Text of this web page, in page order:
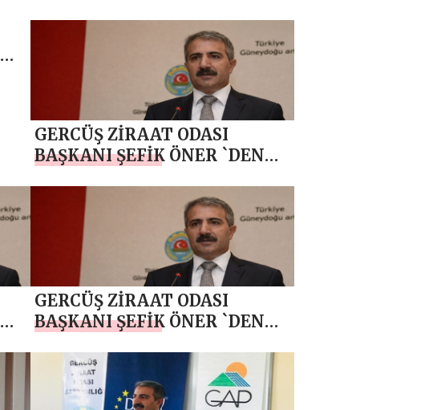
GERCÜŞ ZİRAAT ODASI
BAŞKANI ŞEFİK ÖNER `DEN
GERCÜŞ ZİRAAT ODASI
BAŞKANI ŞEFİK ÖNER `DEN